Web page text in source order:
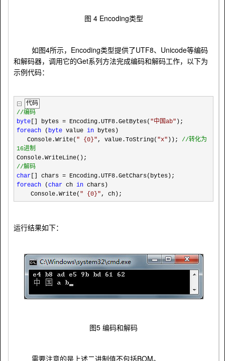
图 4 Encoding类型
如图4所示， Encoding类型提供了UTF8、 Unicode等编码
和解码器，调用它的Get系列方法完成编码和解码工作，以下为
示例代码：
代码
//编码
byte [] bytes = Encoding.UTF8.GetBytes( "中国ab" );
foreach ( byte value in bytes)
Console.Write( " {0}", value.ToString( "x" )); //转化为
16进制
Console.WriteLine();
//解码
char [] chars = Encoding.UTF8.GetChars(bytes);
foreach (char ch in chars)
Console.Write( " {0}", ch);
运行结果如下：
图5 编码和解码
需要注意的是上述二进制值不包括BOM。